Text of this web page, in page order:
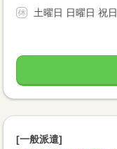
土曜日 日曜日 祝日
[一般派遣]